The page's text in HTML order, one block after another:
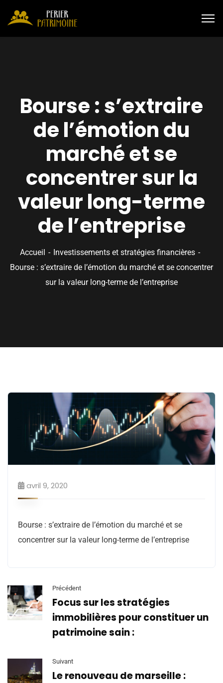
Bourse : s’extraire
de l’émotion du
marché et se
concentrer sur la
valeur long-terme
de l’entreprise
Accueil
Investissements et stratégies financières
Bourse : s’extraire de l’émotion du marché et se concentrer
sur la valeur long-terme de l’entreprise
avril 9, 2020
Bourse : s’extraire de l’émotion du marché et se
concentrer sur la valeur long-terme de l’entreprise
Précédent
Focus sur les stratégies
immobilières pour constituer un
patrimoine sain :
Suivant
Le renouveau de marseille :